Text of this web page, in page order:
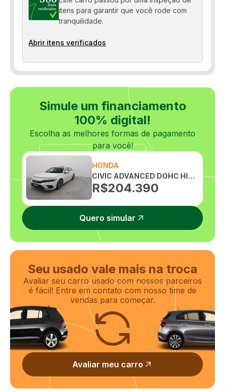
itens para garantir que você rode com
tranquilidade.
Abrir itens verificados
Simule um financiamento
100% digital!
Escolha as melhores formas de pagamento
para você!
HONDA
CIVIC ADVANCED DOHC HIBRIDO HEV 2.0 AUTOMATICO
R$204.390
Quero simular
Seu usado vale mais na troca
Avaliar seu carro usado com nossos parceiros
é fácil! Entre em contato com nosso time de
vendas para começar.
Avaliar meu carro